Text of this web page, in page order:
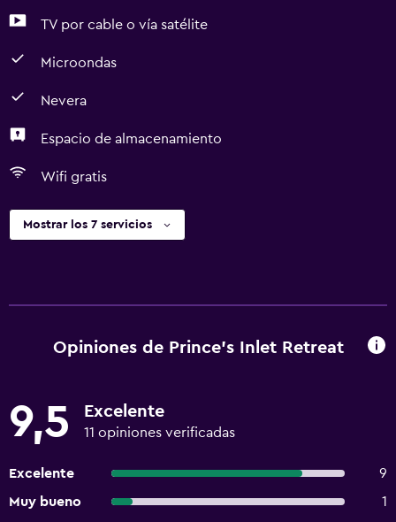
TV por cable o vía satélite
Microondas
Nevera
Espacio de almacenamiento
Wifi gratis
Mostrar los 7 servicios
Opiniones de Prince's Inlet Retreat
9,5 Excelente
11 opiniones verificadas
Excelente
9
Muy bueno
1